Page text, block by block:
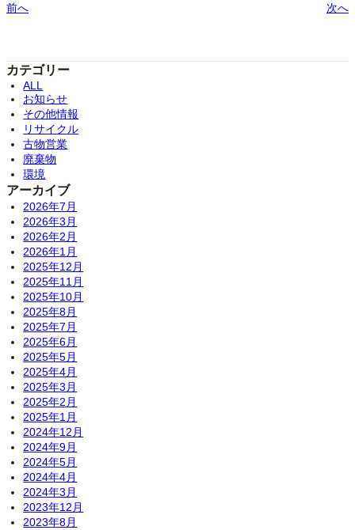
前へ 次へ
カテゴリー
ALL
お知らせ
その他情報
リサイクル
古物営業
廃棄物
環境
アーカイブ
2026年7月
2026年3月
2026年2月
2026年1月
2025年12月
2025年11月
2025年10月
2025年8月
2025年7月
2025年6月
2025年5月
2025年4月
2025年3月
2025年2月
2025年1月
2024年12月
2024年9月
2024年5月
2024年4月
2024年3月
2023年12月
2023年8月